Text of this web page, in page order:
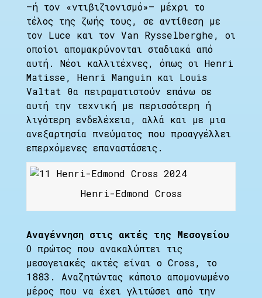
–ή τον «ντιβιζιονισμό»– μέχρι το
τέλος της ζωής τους, σε αντίθεση με
τον Luce και τον Van Rysselberghe, οι
οποίοι απομακρύνονται σταδιακά από
αυτή. Νέοι καλλιτέχνες, όπως οι Henri
Matisse, Henri Manguin και Louis
Valtat θα πειραματιστούν επάνω σε
αυτή την τεχνική με περισσότερη ή
λιγότερη ενδελέχεια, αλλά και με μια
ανεξαρτησία πνεύματος που προαγγέλλει
επερχόμενες επαναστάσεις.
Henri-Edmond Cross
Αναγέννηση στις ακτές της Μεσογείου
Ο πρώτος που ανακαλύπτει τις
μεσογειακές ακτές είναι ο Cross, το
1883. Αναζητώντας κάποιο απομονωμένο
μέρος που να έχει γλιτώσει από την